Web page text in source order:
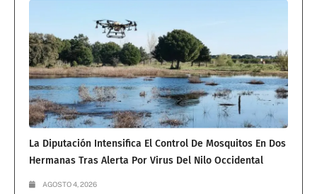
La Diputación Intensifica El Control De Mosquitos En Dos
Hermanas Tras Alerta Por Virus Del Nilo Occidental
AGOSTO 4, 2026